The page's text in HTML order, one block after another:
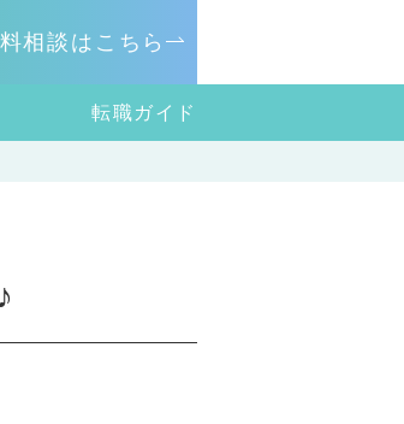
相談はこちら
転職ガイド